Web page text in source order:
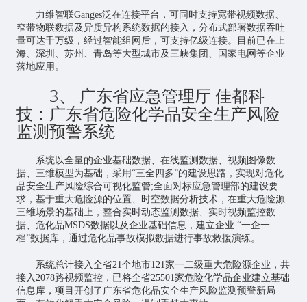
力维智联Ganges泛在连接平台，可同时支持宽带视频数据、
窄带物联数据及异质异构系统数据的接入，分布式部署数据吞吐
量可达千万级，经过智能组网后，可支持亿级连接。目前已在上
海、深圳、苏州、青岛等大型城市及三峡集团、国家电网等企业
落地应用。
3、 广东省应急管理厅 佳都科
技：广东省危险化学品安全生产风险
监测预警系统
系统以全量的企业基础数据、在线监测数据、视频图像数
据、三维模型为基础，采用“三全四多”的建设思路，实现对危化
品安全生产风险综合可视化监管;全面对标应急管理部的建设要
求，基于重大危险源的位置、时空数据分析技术，在重大危险源
三维场景的基础上，整合实时动态监测数据、实时视频监控数
据、危化品MSDS数据以及企业基础信息，建立企业 “一企一
档”数据库，通过危化品事故模拟数据进行事故救援演练。
系统总计接入全省21个地市121家一二级重大危险源企业，共
接入2078路视频监控，已将全省25501家危险化学品企业建立基础
信息库，项目开创了广东省危化品安全生产风险监测预警新局